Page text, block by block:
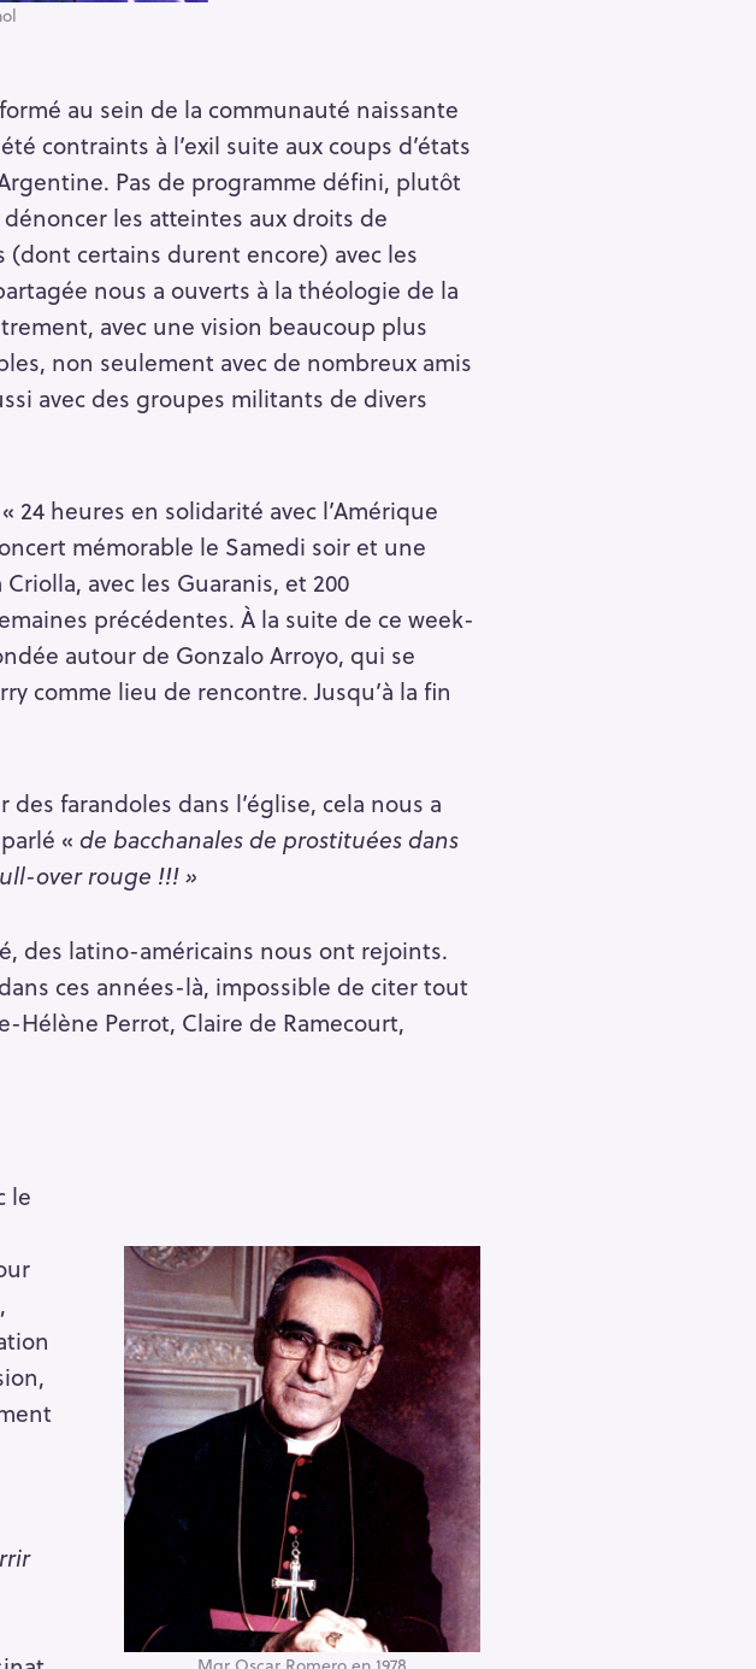
au sein de la communauté naissante
contraints à l’exil suite aux coups d’états
Pas de programme défini, plutôt
les atteintes aux droits de
certains durent encore) avec les
nous a ouverts à la théologie de la
avec une vision beaucoup plus
non seulement avec de nombreux amis
avec des groupes militants de divers
24 heures en solidarité avec l’Amérique
mémorable le Samedi soir et une
avec les Guaranis, et 200
précédentes. À la suite de ce week-
autour de Gonzalo Arroyo, qui se
comme lieu de rencontre. Jusqu’à la fin
farandoles dans l’église, cela nous a
« de bacchanales de prostituées dans
over rouge !!! »
des latino-américains nous ont rejoints.
ces années-là, impossible de citer tout
Hélène Perrot, Claire de Ramecourt,
le
Esc to cancel.